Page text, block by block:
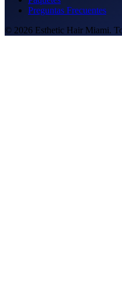
Preguntas Frecuentes
© 2026 Esthetic Hair Miami.